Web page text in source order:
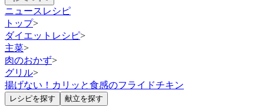
ニュース レシピ
トップ>
ダイエットレシピ>
主菜>
肉のおかず>
グリル>
揚げない！カリッと食感のフライドチキン
レシピを探す 献立を探す